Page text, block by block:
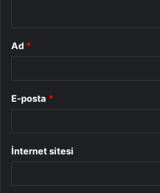
Ad *
E-posta *
İnternet sitesi